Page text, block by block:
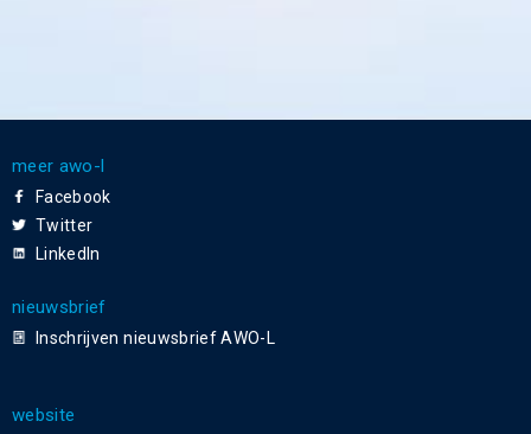
meer awo-l
Facebook
Twitter
LinkedIn
nieuwsbrief
Inschrijven nieuwsbrief AWO-L
website